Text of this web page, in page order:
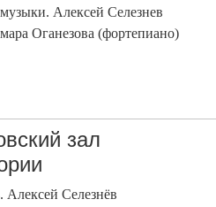
Алексей Селезнев
Оганезова (фортепиано)
зал
Селезнёв